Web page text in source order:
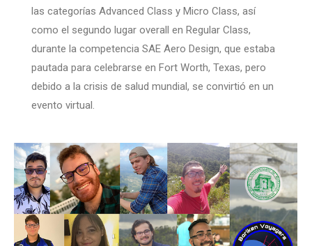
las categorías Advanced Class y Micro Class, así
como el segundo lugar overall en Regular Class,
durante la competencia SAE Aero Design, que estaba
pautada para celebrarse en Fort Worth, Texas, pero
debido a la crisis de salud mundial, se convirtió en un
evento virtual.